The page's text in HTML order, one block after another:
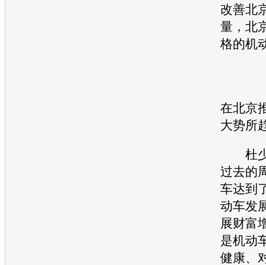
改善北
量，北
格的机
在北京
大势所
杜少
过去的
车达到
动车发
展财富
是机动
健康、